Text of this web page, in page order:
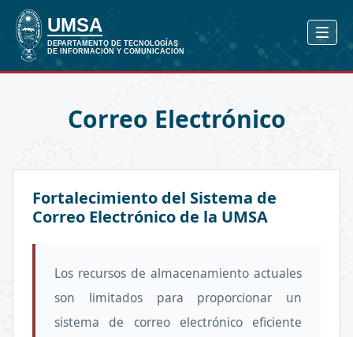
Correo Electrónico
Fortalecimiento del Sistema de
Correo Electrónico de la UMSA
Los recursos de almacenamiento actuales
son limitados para proporcionar un
sistema de correo electrónico eficiente